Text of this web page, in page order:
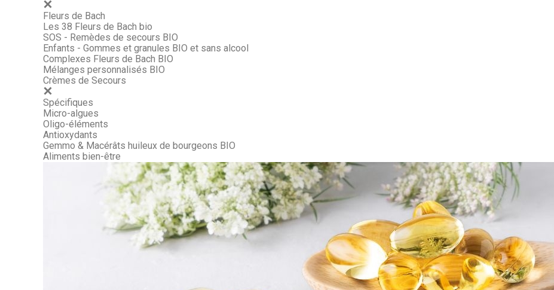
Fleurs de Bach
Les 38 Fleurs de Bach bio
SOS - Remèdes de secours BIO
Enfants - Gommes et granules BIO et sans alcool
Complexes Fleurs de Bach BIO
Mélanges personnalisés BIO
Crèmes de Secours
Spécifiques
Micro-algues
Oligo-éléments
Antioxydants
Gemmo & Macérâts huileux de bourgeons BIO
Aliments bien-être